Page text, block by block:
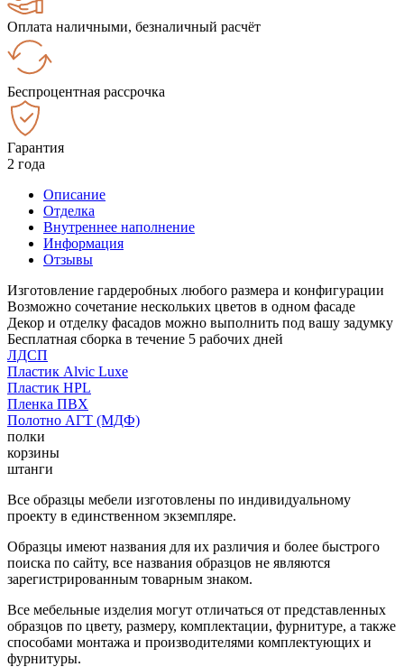
Оплата наличными, безналичный расчёт
Беспроцентная рассрочка
Гарантия
2 года
Описание
Отделка
Внутреннее наполнение
Информация
Отзывы
Изготовление гардеробных любого размера и конфигурации
Возможно сочетание нескольких цветов в одном фасаде
Декор и отделку фасадов можно выполнить под вашу задумку
Бесплатная сборка в течение 5 рабочих дней
ЛДСП
Пластик Alvic Luxe
Пластик HPL
Пленка ПВХ
Полотно АГТ (МДФ)
полки
корзины
штанги
Все образцы мебели изготовлены по индивидуальному
проекту в единственном экземпляре.
Образцы имеют названия для их различия и более быстрого
поиска по сайту, все названия образцов не являются
зарегистрированным товарным знаком.
Все мебельные изделия могут отличаться от представленных
образцов по цвету, размеру, комплектации, фурнитуре, а также
способами монтажа и производителями комплектующих и
фурнитуры.